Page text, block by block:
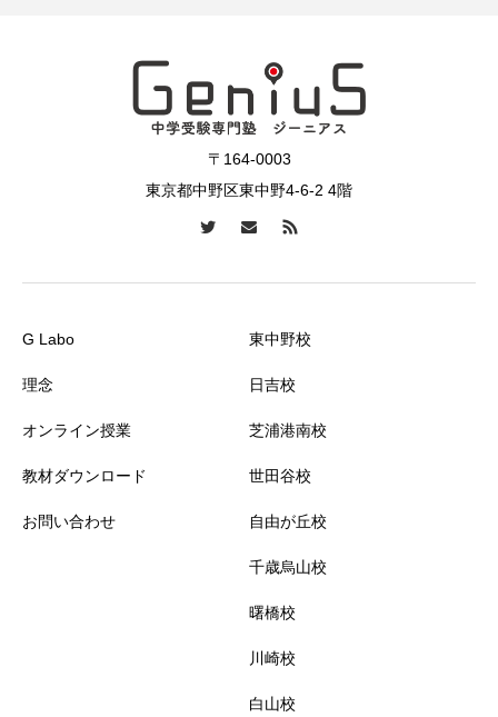
〒164-0003
東京都中野区東中野4-6-2 4階
G Labo
理念
オンライン授業
教材ダウンロード
お問い合わせ
東中野校
日吉校
芝浦港南校
世田谷校
自由が丘校
千歳烏山校
曙橋校
川崎校
白山校